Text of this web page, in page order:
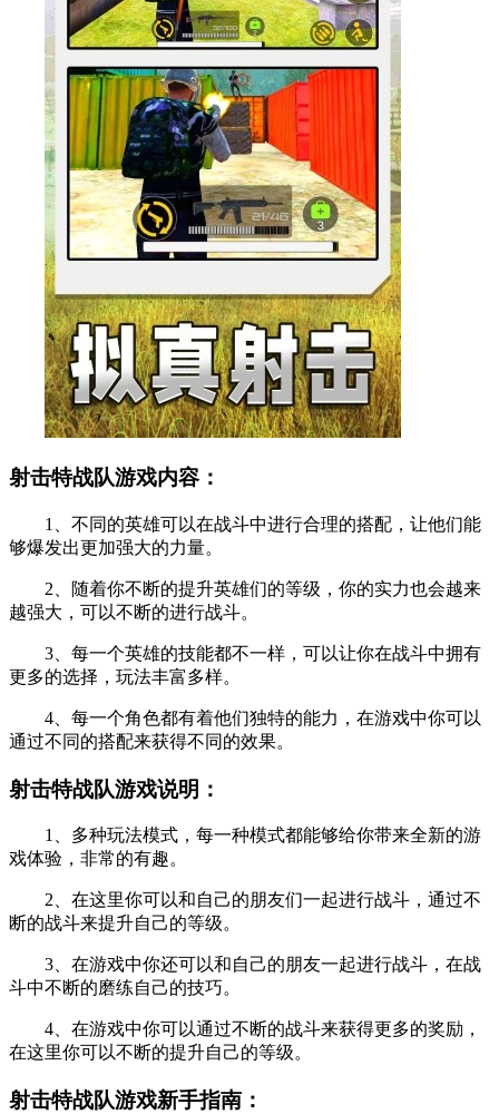
射击特战队游戏内容：
1、不同的英雄可以在战斗中进行合理的搭配，让他们能
够爆发出更加强大的力量。
2、随着你不断的提升英雄们的等级，你的实力也会越来
越强大，可以不断的进行战斗。
3、每一个英雄的技能都不一样，可以让你在战斗中拥有
更多的选择，玩法丰富多样。
4、每一个角色都有着他们独特的能力，在游戏中你可以
通过不同的搭配来获得不同的效果。
射击特战队游戏说明：
1、多种玩法模式，每一种模式都能够给你带来全新的游
戏体验，非常的有趣。
2、在这里你可以和自己的朋友们一起进行战斗，通过不
断的战斗来提升自己的等级。
3、在游戏中你还可以和自己的朋友一起进行战斗，在战
斗中不断的磨练自己的技巧。
4、在游戏中你可以通过不断的战斗来获得更多的奖励，
在这里你可以不断的提升自己的等级。
射击特战队游戏新手指南：